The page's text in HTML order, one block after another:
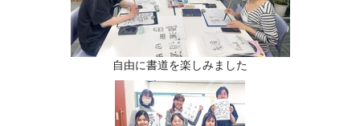
自由に書道を楽しみました